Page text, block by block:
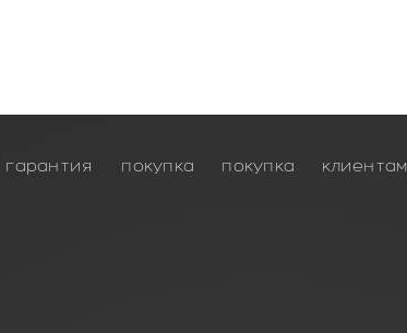
гарантия покупка покупка клиентам